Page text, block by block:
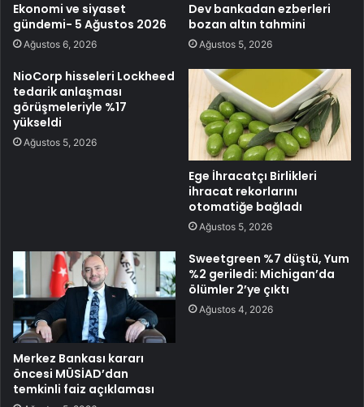
Ekonomi ve siyaset
gündemi- 5 Ağustos 2026
Ağustos 6, 2026
Dev bankadan ezberleri
bozan altın tahmini
Ağustos 5, 2026
NioCorp hisseleri Lockheed
tedarik anlaşması
görüşmeleriyle %17
yükseldi
Ağustos 5, 2026
Ege İhracatçı Birlikleri
ihracat rekorlarını
otomatiğe bağladı
Ağustos 5, 2026
Merkez Bankası kararı
öncesi MÜSİAD’dan
temkinli faiz açıklaması
Sweetgreen %7 düştü, Yum
%2 geriledi: Michigan’da
ölümler 2’ye çıktı
Ağustos 4, 2026